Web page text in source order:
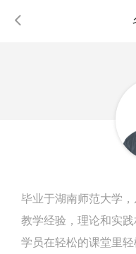
毕业于湖南师范大学
教学经验，理论和实
学员在轻松的课堂里